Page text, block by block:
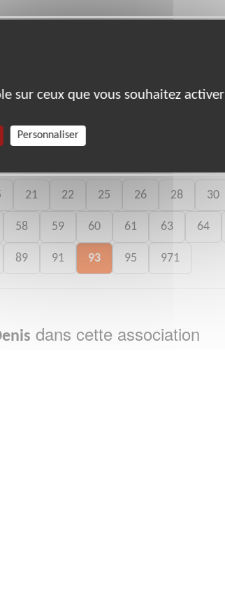
:
21 22 25 26 28 30
58 59 60 61 63 64
89 91 93 95 971
dans cette association
sur ceux que vous souhaitez activer
Personnaliser